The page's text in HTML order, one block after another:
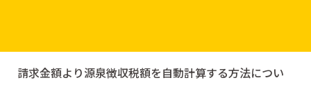
請求金額より源泉徴収税額を自動計算する方法につい